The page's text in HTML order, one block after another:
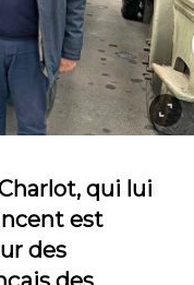
qui lui
est
des